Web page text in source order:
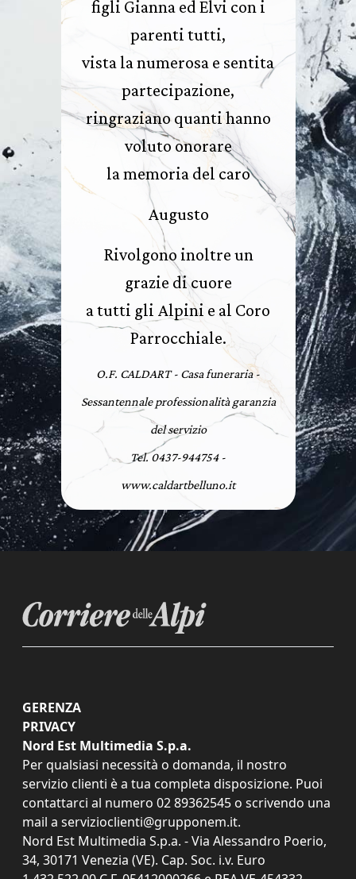
figli Gianna ed Elvi con i
parenti tutti,
vista la numerosa e sentita
partecipazione,
ringraziano quanti hanno
voluto onorare
la memoria del caro
Augusto
Rivolgono inoltre un
grazie di cuore
a tutti gli Alpini e al Coro
Parrocchiale.
O.F. CALDART - Casa funeraria -
Sessantennale professionalità garanzia
del servizio
Tel. 0437-944754 -
www.caldartbelluno.it
GERENZA
PRIVACY
Nord Est Multimedia S.p.a.
Per qualsiasi necessità o domanda, il nostro
servizio clienti è a tua completa disposizione. Puoi
contattarci al numero 02 89362545 o scrivendo una
mail a servizioclienti@grupponem.it.
Nord Est Multimedia S.p.a. - Via Alessandro Poerio,
34, 30171 Venezia (VE). Cap. Soc. i.v. Euro